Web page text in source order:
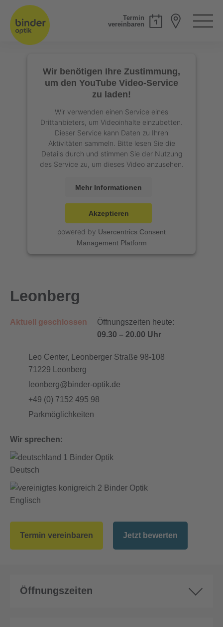
Termin
vereinbaren
Wir benötigen Ihre Zustimmung,
um den YouTube Video-Service
zu laden!
Wir verwenden einen Service eines
Drittanbieters, um Videoinhalte einzubetten.
Dieser Service kann Daten zu Ihren
Aktivitäten sammeln. Bitte lesen Sie die
Details durch und stimmen Sie der Nutzung
des Service zu, um dieses Video anzusehen.
Mehr Informationen
Akzeptieren
powered by Usercentrics Consent
Management Platform
Leonberg
Aktuell geschlossen
Öffnungszeiten heute:
09.30 – 20.00 Uhr
Leo Center, Leonberger Straße 98-108
71229
Leonberg
leonberg@binder-optik.de
+49 (0) 7152 495 98
Parkmöglichkeiten
Wir sprechen:
Deutsch
Englisch
Termin vereinbaren Jetzt bewerten
Öffnungszeiten